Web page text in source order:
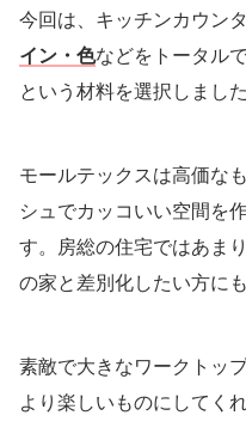
今回は、キッチンカウン
イン・色などをトータル
という材料を選択しました
モールテックスは高価な
シュでカッコいい空間を
す。房総の住宅ではあま
の家と差別化したい方に
素敵で大きなワークトッ
より楽しいものにしてく